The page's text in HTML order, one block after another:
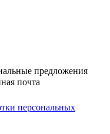
предложения
почта
персональных